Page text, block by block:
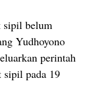
sipil belum
Yudhoyono
perintah
sipil pada 19